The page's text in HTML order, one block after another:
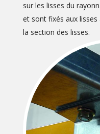
sur les lisses du
et sont fixés aux
la section des lisses.